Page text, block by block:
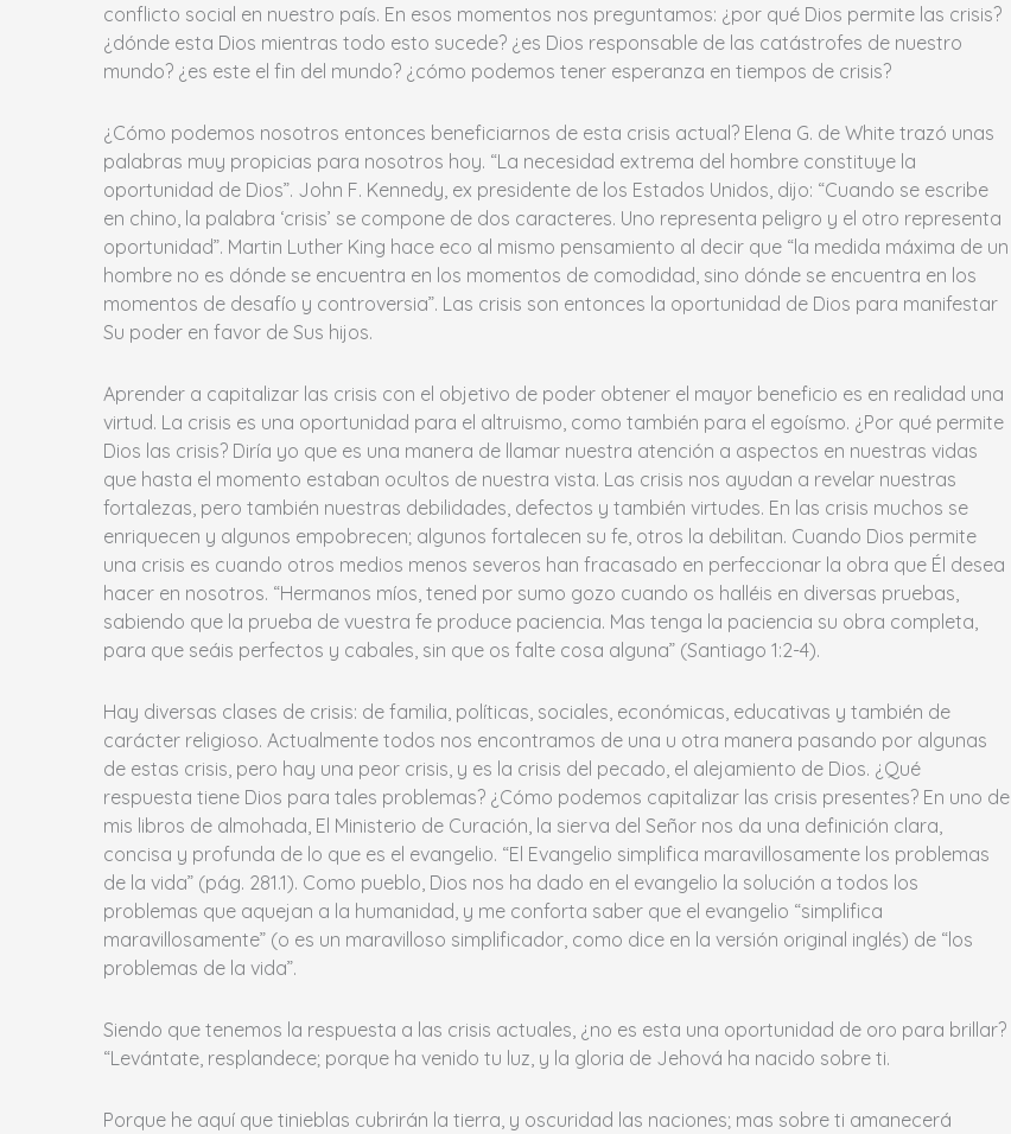
conflicto social en nuestro país. En esos momentos nos preguntamos: ¿por qué Dios permite las crisis?
¿dónde esta Dios mientras todo esto sucede? ¿es Dios responsable de las catástrofes de nuestro
mundo? ¿es este el fin del mundo? ¿cómo podemos tener esperanza en tiempos de crisis?
¿Cómo podemos nosotros entonces beneficiarnos de esta crisis actual? Elena G. de White trazó unas
palabras muy propicias para nosotros hoy. “La necesidad extrema del hombre constituye la
oportunidad de Dios”. John F. Kennedy, ex presidente de los Estados Unidos, dijo: “Cuando se escribe
en chino, la palabra ‘crisis’ se compone de dos caracteres. Uno representa peligro y el otro representa
oportunidad”. Martin Luther King hace eco al mismo pensamiento al decir que “la medida máxima de un
hombre no es dónde se encuentra en los momentos de comodidad, sino dónde se encuentra en los
momentos de desafío y controversia”. Las crisis son entonces la oportunidad de Dios para manifestar
Su poder en favor de Sus hijos.
Aprender a capitalizar las crisis con el objetivo de poder obtener el mayor beneficio es en realidad una
virtud. La crisis es una oportunidad para el altruismo, como también para el egoísmo. ¿Por qué permite
Dios las crisis? Diría yo que es una manera de llamar nuestra atención a aspectos en nuestras vidas
que hasta el momento estaban ocultos de nuestra vista. Las crisis nos ayudan a revelar nuestras
fortalezas, pero también nuestras debilidades, defectos y también virtudes. En las crisis muchos se
enriquecen y algunos empobrecen; algunos fortalecen su fe, otros la debilitan. Cuando Dios permite
una crisis es cuando otros medios menos severos han fracasado en perfeccionar la obra que Él desea
hacer en nosotros. “Hermanos míos, tened por sumo gozo cuando os halléis en diversas pruebas,
sabiendo que la prueba de vuestra fe produce paciencia. Mas tenga la paciencia su obra completa,
para que seáis perfectos y cabales, sin que os falte cosa alguna” (Santiago 1:2-4).
Hay diversas clases de crisis: de familia, políticas, sociales, económicas, educativas y también de
carácter religioso. Actualmente todos nos encontramos de una u otra manera pasando por algunas
de estas crisis, pero hay una peor crisis, y es la crisis del pecado, el alejamiento de Dios. ¿Qué
respuesta tiene Dios para tales problemas? ¿Cómo podemos capitalizar las crisis presentes? En uno de
mis libros de almohada, El Ministerio de Curación, la sierva del Señor nos da una definición clara,
concisa y profunda de lo que es el evangelio. “El Evangelio simplifica maravillosamente los problemas
de la vida” (pág. 281.1). Como pueblo, Dios nos ha dado en el evangelio la solución a todos los
problemas que aquejan a la humanidad, y me conforta saber que el evangelio “simplifica
maravillosamente” (o es un maravilloso simplificador, como dice en la versión original inglés) de “los
problemas de la vida”.
Siendo que tenemos la respuesta a las crisis actuales, ¿no es esta una oportunidad de oro para brillar?
“Levántate, resplandece; porque ha venido tu luz, y la gloria de Jehová ha nacido sobre ti.
Porque he aquí que tinieblas cubrirán la tierra, y oscuridad las naciones; mas sobre ti amanecerá